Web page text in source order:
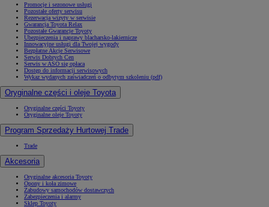
Promocje i sezonowe usługi
Pozostałe oferty serwisu
Rezerwacja wizyty w serwisie
Gwarancja Toyota Relax
Pozostałe Gwarancje Toyoty
Ubezpieczenia i naprawy blacharsko-lakiernicze
Innowacyjne usługi dla Twojej wygody
Bezpłatne Akcje Serwisowe
Serwis Dobrych Cen
Serwis w ASO się opłaca
Dostęp do informacji serwisowych
Wykaz wydanych zaświadczeń o odbytym szkoleniu (pdf)
Oryginalne części i oleje Toyota
Oryginalne części Toyoty
Oryginalne oleje Toyoty
Program Sprzedaży Hurtowej Trade
Trade
Akcesoria
Oryginalne akcesoria Toyoty
Opony i koła zimowe
Zabudowy samochodów dostawczych
Zabezpieczenia i alarmy
Sklep Toyoty